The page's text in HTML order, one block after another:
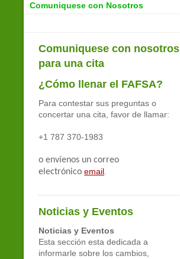
Comuniquese con Nosotros
Comuniquese con nosotros
para una cita
¿Cómo llenar el FAFSA?
Para contestar sus preguntas o
concertar una cita, favor de llamar:
+1 787 370-1983
o envíenos un correo
electrónico email
Noticias y Eventos
Noticias y Eventos
Esta sección esta dedicada a
informarle sobre los cambios,